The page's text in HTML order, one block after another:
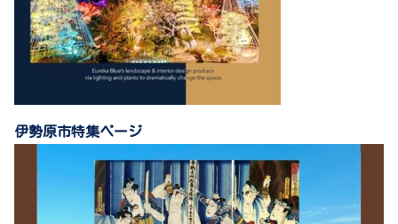
伊勢原市特集ページ